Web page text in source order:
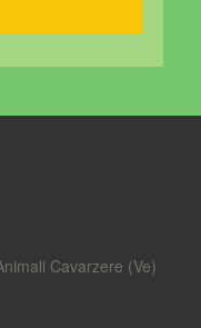
Cavarzere (Ve)